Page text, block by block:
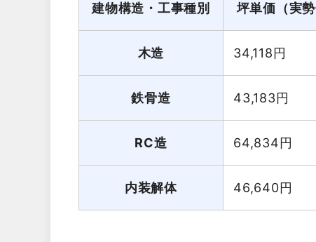
建物構造・工事種別 坪単価（実勢
木造 34,118円
鉄骨造 43,183円
RC造 64,834円
内装解体 46,640円